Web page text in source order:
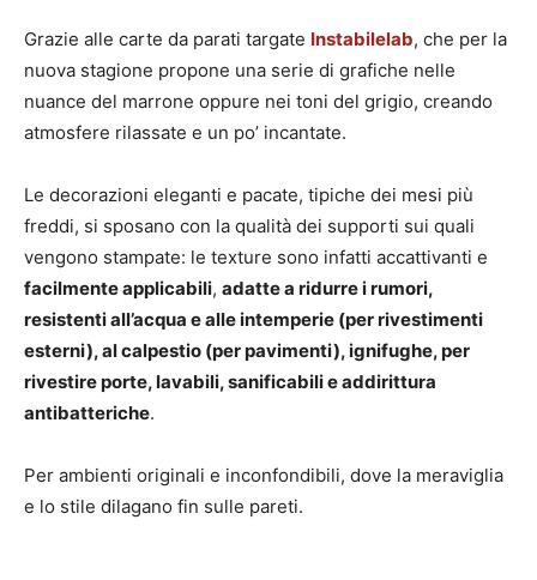
Grazie alle carte da parati targate Instabilelab, che per la
nuova stagione propone una serie di grafiche nelle
nuance del marrone oppure nei toni del grigio, creando
atmosfere rilassate e un po’ incantate.
Le decorazioni eleganti e pacate, tipiche dei mesi più
freddi, si sposano con la qualità dei supporti sui quali
vengono stampate: le texture sono infatti accattivanti e
facilmente applicabili, adatte a ridurre i rumori,
resistenti all’acqua e alle intemperie (per rivestimenti
esterni), al calpestio (per pavimenti), ignifughe, per
rivestire porte, lavabili, sanificabili e addirittura
antibatteriche.
Per ambienti originali e inconfondibili, dove la meraviglia
e lo stile dilagano fin sulle pareti.